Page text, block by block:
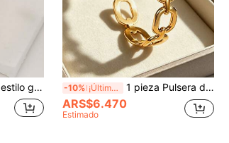
Pulseras brazaletes de estilo geométrico floral minimalista de moda, adecuadas para uso diario de mujeres y como regalo para ocasiones especiales -10% ¡Últimos 3 días 1 pieza Pulsera de acero inoxidable dorado, diseño de cadena hueca elegante y ajustable para mujer, accesorio personalizado para fiesta y uso diario
ARS$6.470
Estimado